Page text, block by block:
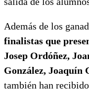
Además de los
finalistas que
Josep Ordóñez,
González, Joaquín
también han